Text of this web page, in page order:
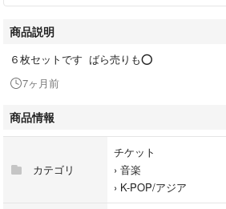
商品説明
６枚セットです ばら売りも⭕️
7ヶ月前
商品情報
カテゴリ
チケット
› 音楽
› K-POP/アジア